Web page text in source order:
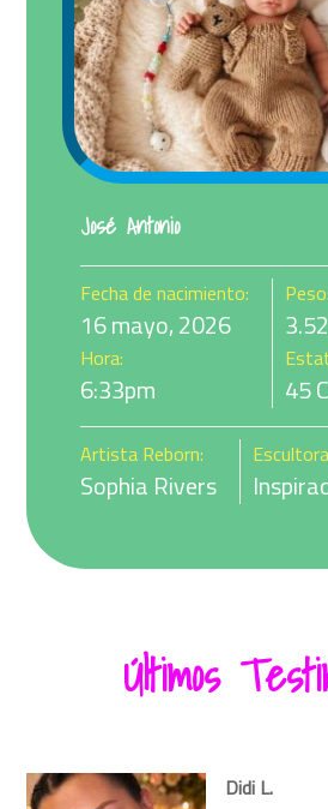
José Antonio
Fecha de nacimiento:
16 mayo, 2026
Hora:
6:33pm
Peso:
3.52
45
Artista Reborn:
Sophia Rivers
Últimos
Didi L.